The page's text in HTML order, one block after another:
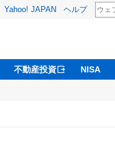
Yahoo! JAPAN ヘルプ
不動産投資 NISA